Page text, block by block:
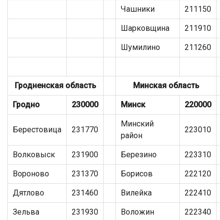
Чашники 211150
Шарковщина 211910
Шумилино 211260
Гродненская область Минская область
Гродно 230000 Минск 220000
Берестовица 231770
Минский
район
223010
Волковыск 231900 Березино 223310
Вороново 231370 Борисов 222120
Дятлово 231460 Вилейка 222410
Зельва 231930 Воложин 222340